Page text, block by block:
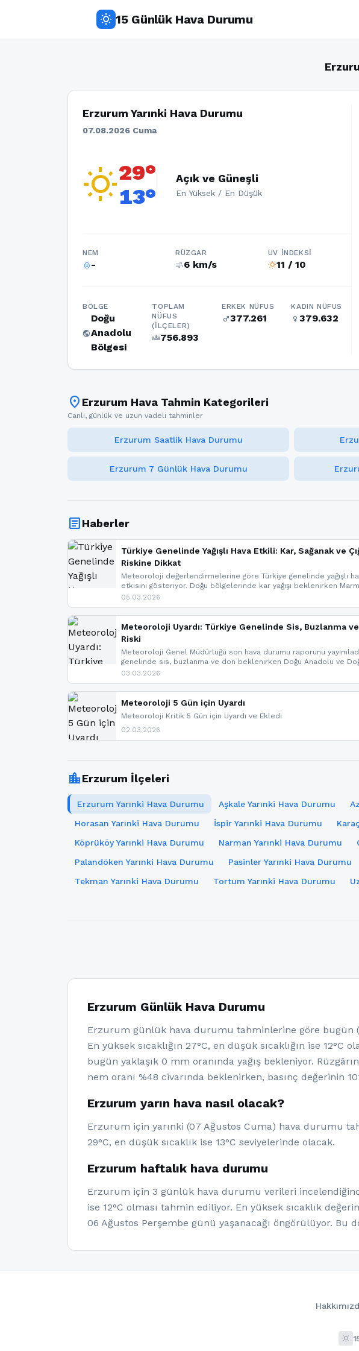
wb_sunny 15 Günlük Hava Durumu
Erzurum Yarınki Hava Durumu
07.08.2026 Cuma
wb_sunny29°
13°
Açık ve Güneşli
En Yüksek / En Düşük
NEM
humidity_percentage-
RÜZGAR
air6 km/s
UV İNDEKSI
wb_sunny11 / 10
BÖLGE
public
Doğu
Anadolu
Bölgesi
TOPLAM
NÜFUS
(İLÇELER)
groups756.893
ERKEK NÜFUS
male377.261
KADIN NÜFUS
female379.632
location_on Erzurum Hava Tahmin Kategorileri
Canlı, günlük ve uzun vadeli tahminler
Erzurum Saatlik Hava Durumu
Erzurum 7 Günlük Hava Durumu
articleHaberler
Türkiye Genelinde Yağışlı Hava Etkili: Kar, Sağanak ve
Riskine Dikkat
Meteoroloji değerlendirmelerine göre Türkiye genelinde yağışlı
etkisini gösteriyor. Doğu bölgelerinde kar yağışı beklenirken
Kuzey Ege’de sağanak yağmur, yüksek kesimlerde ise çığ tehlikesi
yaşanabileceği belirtiliyor.
05.03.2026
Meteoroloji Uyardı: Türkiye Genelinde Sis, Buzlanma ve
Riski
Meteoroloji Genel Müdürlüğü son hava durumu raporunu
genelinde sis, buzlanma ve don beklenirken Doğu Anadolu ve
Karadeniz’in yüksek kesimlerinde çığ riski uyarısı yapıldı. İşte son
03.03.2026
Meteoroloji 5 Gün için Uyardı
Meteoroloji Kritik 5 Gün için Uyardı ve Ekledi
02.03.2026
location_cityErzurum İlçeleri
Erzurum Yarınki Hava Durumu Aşkale Yarınki Hava Durumu
Horasan Yarınki Hava Durumu
İspir Yarınki Hava Durumu
Köprüköy Yarınki Hava Durumu
Narman Yarınki Hava Durumu
Palandöken Yarınki Hava Durumu
Pasinler Yarınki Hava Durumu
Tekman Yarınki Hava Durumu
Tortum Yarınki Hava Durumu
Erzurum Günlük Hava Durumu
Erzurum günlük hava durumu tahminlerine göre bugün
En yüksek sıcaklığın 27°C, en düşük sıcaklığın ise
bugün yaklaşık 0 mm oranında yağış bekleniyor.
nem oranı %48 civarında beklenirken, basınç değerinin
Erzurum yarın hava nasıl olacak?
Erzurum için yarınki (07 Ağustos Cuma) hava durumu
29°C, en düşük sıcaklık ise 13°C seviyelerinde olacak.
Erzurum haftalık hava durumu
Erzurum için 3 günlük hava durumu verileri
ise 12°C olması tahmin ediliyor. En yüksek sıcaklık
06 Ağustos Perşembe günü yaşanacağı öngörülüyor. Bu
wb_sunny